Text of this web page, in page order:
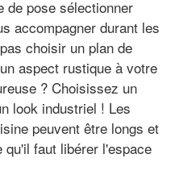
de pose sélectionner
accompagner durant les
choisir un plan de
aspect rustique à votre
? Choisissez un
look industriel ! Les
peuvent être longs et
faut libérer l'espace